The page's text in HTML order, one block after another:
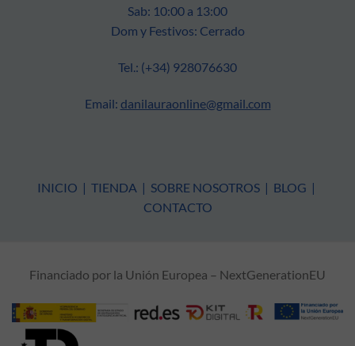
Sab: 10:00 a 13:00
Dom y Festivos: Cerrado
Tel.: (+34) 928076630
Email: danilauraonline@gmail.com
INICIO | TIENDA | SOBRE NOSOTROS | BLOG |
CONTACTO
Financiado por la Unión Europea – NextGenerationEU